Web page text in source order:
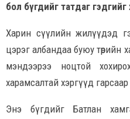
бол бүгдийг татдаг
Харин сүүлийн жилүүдэд
цэрэг албандаа буюу төрийн
мэндээрээ ноцтой
харамсалтай хэргүүд
Энэ бүгдийг Батлан